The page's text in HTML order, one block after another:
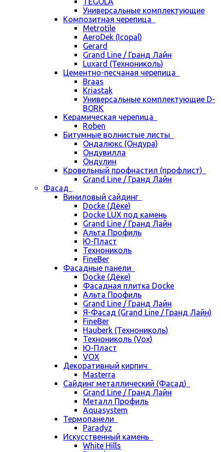
Универсальные комплектующие
Композитная черепица
Metrotile
AeroDek (Icopal)
Gerard
Grand Line / Гранд Лайн
Luxard (Технониколь)
Цементно-песчаная черепица
Braas
Kriastak
Универсальные комплектующие D-
BORK
Керамическая черепица
Roben
Битумные волнистые листы
Ондалюкс (Ондура)
Ондувилла
Ондулин
Кровельный профнастил (профлист)
Grand Line / Гранд Лайн
Фасад
Виниловый сайдинг
Docke (Дёке)
Docke LUX под камень
Grand Line / Гранд Лайн
Альта Профиль
Ю-Пласт
Технониколь
FineBer
Фасадные панели
Docke (Дёке)
Фасадная плитка Docke
Альта Профиль
Grand Line / Гранд Лайн
Я-Фасад (Grand Line / Гранд Лайн)
FineBer
Hauberk (Технониколь)
Технониколь (Vox)
Ю-Пласт
VOX
Декоративный кирпич
Masterra
Сайдинг металлический (Фасад)
Grand Line / Гранд Лайн
Металл Профиль
Aquasystem
Термопанели
Paradyz
Искусственный камень
White Hills